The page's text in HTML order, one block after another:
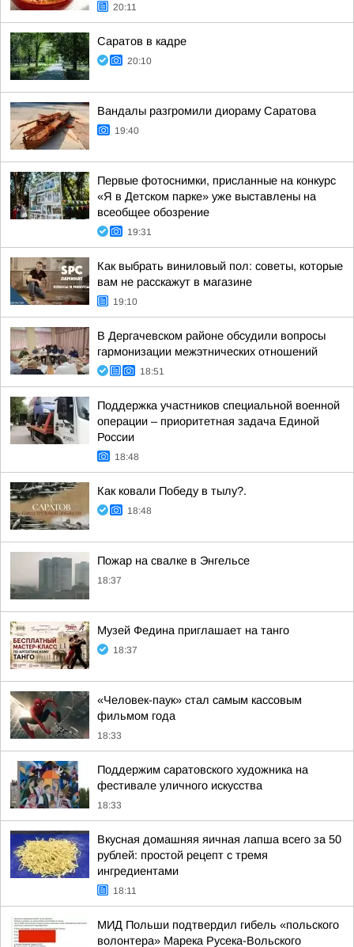
20:11
Саратов в кадре
20:10
Вандалы разгромили диораму Саратова
19:40
Первые фотоснимки, присланные на конкурс
«Я в Детском парке» уже выставлены на
всеобщее обозрение
19:31
Как выбрать виниловый пол: советы, которые
вам не расскажут в магазине
19:10
В Дергачевском районе обсудили вопросы
гармонизации межэтнических отношений
18:51
Поддержка участников специальной военной
операции – приоритетная задача Единой
России
18:48
Как ковали Победу в тылу?.
18:48
Пожар на свалке в Энгельсе
18:37
Музей Федина приглашает на танго
18:37
«Человек-паук» стал самым кассовым
фильмом года
18:33
Поддержим саратовского художника на
фестивале уличного искусства
18:33
Вкусная домашняя яичная лапша всего за 50
рублей: простой рецепт с тремя
ингредиентами
18:11
МИД Польши подтвердил гибель «польского
волонтера» Марека Русека-Вольского